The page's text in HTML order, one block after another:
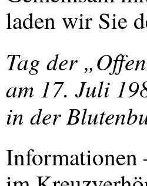
laden wir Sie
Tag der
am 17. Juli
in der
Informationen